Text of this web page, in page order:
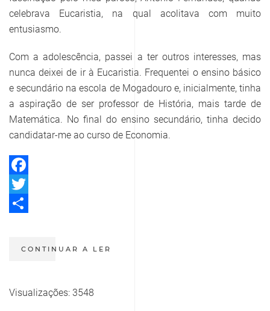
celebrava Eucaristia, na qual acolitava com muito
entusiasmo.
Com a adolescência, passei a ter outros interesses, mas
nunca deixei de ir à Eucaristia. Frequentei o ensino básico
e secundário na escola de Mogadouro e, inicialmente, tinha
a aspiração de ser professor de História, mais tarde de
Matemática. No final do ensino secundário, tinha decido
candidatar-me ao curso de Economia.
Facebook
Twitter
CONTINUAR A LER
Visualizações: 3548